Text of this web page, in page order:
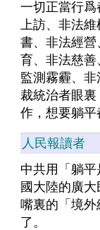
一切正當行
上訪、非法
書、非法經
育、非法慈
監測霧霾、
裁統治者眼
作，想要躺平
人民報讀者
中共用「躺
國大陸的廣
嘴裏的「境外
了。